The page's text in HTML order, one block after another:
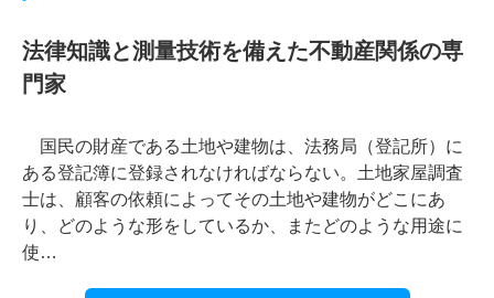
法律知識と測量技術を備えた不動産関係の専
門家
国民の財産である土地や建物は、法務局（登記所）に
ある登記簿に登録されなければならない。土地家屋調査
士は、顧客の依頼によってその土地や建物がどこにあ
り、どのような形をしているか、またどのような用途に
使…